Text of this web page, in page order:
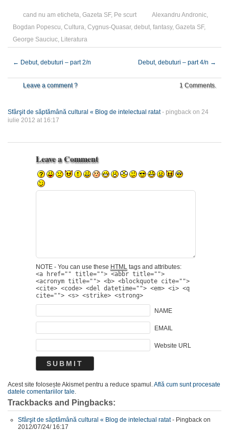
cand nu am eticheta Gazeta SF, Pe scurt Alexandru Andronic
Bogdan Popescu Cultura Cygnus-Quasar, debut fantasy, Gazeta SF,
George Sauciuc Literatura
← Debut, debuturi – part 2/n Debut, debuturi – part 4/n →
Leave a comment ? 1 Comments.
Sfârşit de săptămână cultural « Blog de intelectual ratat- pingback on 24
iulie 2012 at 16:17
Leave a Comment
NOTE - You can use these HTML tags and attributes:
<a href="" title=""> <abbr title="">
<acronym title=""> <b> <blockquote cite="">
<cite> <code> <del datetime=""> <em> <i> <q
cite=""> <s> <strike> <strong>
NAME
EMAIL
Website URL
Acest site folosește Akismet pentru a reduce spamul. Află cum sunt procesate
datele comentariilor tale
Trackbacks and Pingbacks:
Sfârşit de săptămână cultural « Blog de intelectual ratat- Pingback on
2012/07/24/ 16:17